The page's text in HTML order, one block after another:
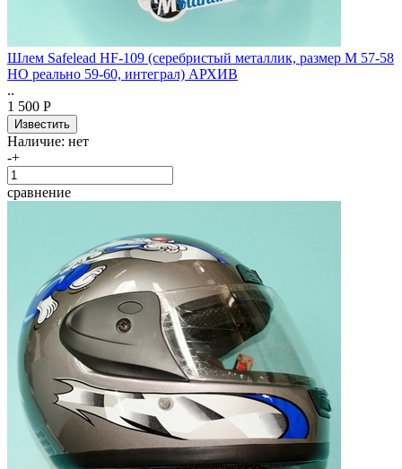
Шлем Safelead HF-109 (серебристый металлик, размер M 57-58
НО реально 59-60, интеграл) АРХИВ
..
1 500 Р
Наличие: нет
-+
сравнение